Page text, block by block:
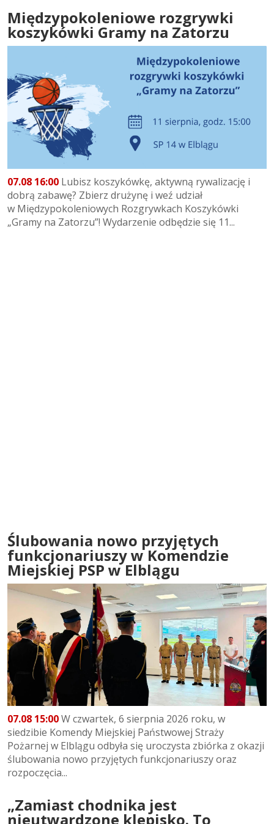
Międzypokoleniowe rozgrywki
koszykówki Gramy na Zatorzu
07.08 16:00 Lubisz koszykówkę, aktywną rywalizację i
dobrą zabawę? Zbierz drużynę i weź udział
w Międzypokoleniowych Rozgrywkach Koszykówki
„Gramy na Zatorzu”! Wydarzenie odbędzie się 11...
Ślubowania nowo przyjętych
funkcjonariuszy w Komendzie
Miejskiej PSP w Elblągu
07.08 15:00W czwartek, 6 sierpnia 2026 roku, w
siedzibie Komendy Miejskiej Państwowej Straży
Pożarnej w Elblągu odbyła się uroczysta zbiórka z okazji
ślubowania nowo przyjętych funkcjonariuszy oraz
rozpoczęcia...
„Zamiast chodnika jest
nieutwardzone klepisko. To